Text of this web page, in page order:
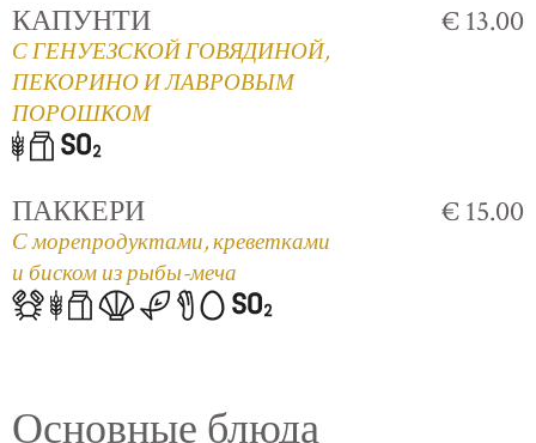
КАПУНТИ
С ГЕНУЕЗСКОЙ ГОВЯДИНОЙ,
ПЕКОРИНО И ЛАВРОВЫМ
ПОРОШКОМ
€ 13.00
ПАККЕРИ
С морепродуктами, креветками
и биском из рыбы-меча
€ 15.00
Основные блюда